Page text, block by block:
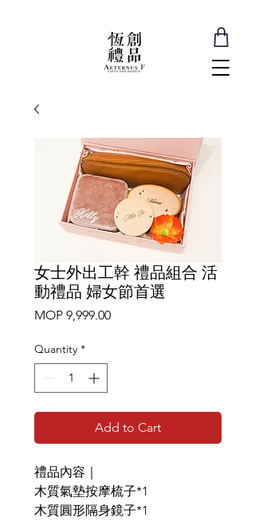
女士外出工幹 禮品組合 活
動禮品 婦女節首選
MOP 9,999.00Price
Quantity *
Add to Cart
禮品內容｜
木質氣墊按摩梳子*1
木質圓形隔身鏡子*1